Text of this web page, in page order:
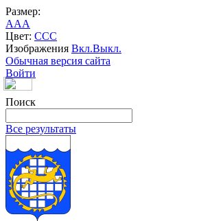
Размер:
AAA
Цвет: CCC
Изображения Вкл.Выкл.
Обычная версия сайта
Войти
Поиск
Все результаты